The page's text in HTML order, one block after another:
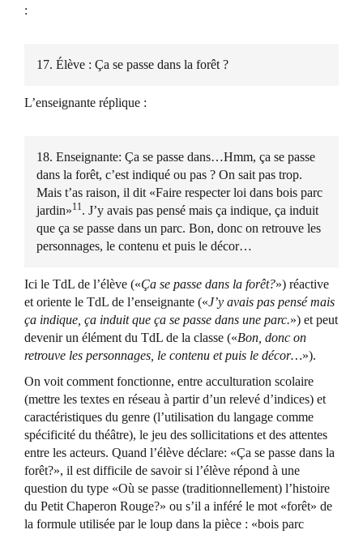
:
17. Élève : Ça se passe dans la forêt ?
L’enseignante réplique :
18. Enseignante: Ça se passe dans…Hmm, ça se passe
dans la forêt, c’est indiqué ou pas ? On sait pas trop.
Mais t’as raison, il dit «Faire respecter loi dans bois parc
jardin»11. J’y avais pas pensé mais ça indique, ça induit
que ça se passe dans un parc. Bon, donc on retrouve les
personnages, le contenu et puis le décor…
Ici le TdL de l’élève («Ça se passe dans la forêt?») réactive
et oriente le TdL de l’enseignante («J’y avais pas pensé mais
ça indique, ça induit que ça se passe dans une parc.») et peut
devenir un élément du TdL de la classe («Bon, donc on
retrouve les personnages, le contenu et puis le décor…»).
On voit comment fonctionne, entre acculturation scolaire
(mettre les textes en réseau à partir d’un relevé d’indices) et
caractéristiques du genre (l’utilisation du langage comme
spécificité du théâtre), le jeu des sollicitations et des attentes
entre les acteurs. Quand l’élève déclare: «Ça se passe dans la
forêt?», il est difficile de savoir si l’élève répond à une
question du type «Où se passe (traditionnellement) l’histoire
du Petit Chaperon Rouge?» ou s’il a inféré le mot «forêt» de
la formule utilisée par le loup dans la pièce : «bois parc